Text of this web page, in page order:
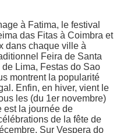
à Fatima, le festival
das Fitas à Coimbra et
dans chaque ville à
Feira de Santa
Lima, Festas do Sao
montrent la popularité
Enfin, en hiver, vient le
les (du 1er novembre)
est la journée de
de la fête de
Sur Vespera do